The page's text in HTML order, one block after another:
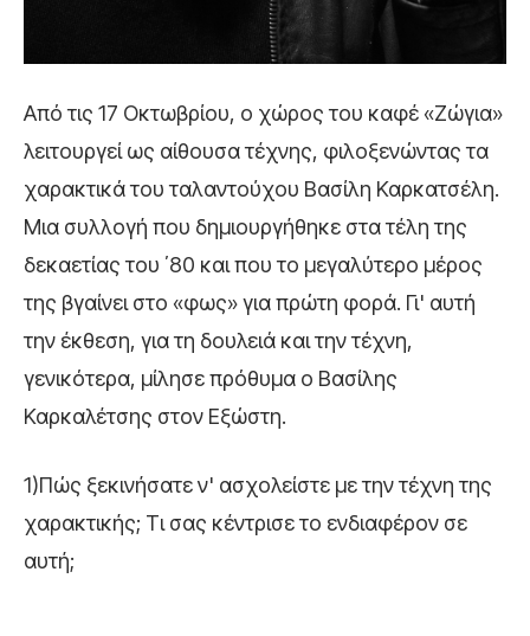
Από τις 17 Οκτωβρίου, ο χώρος του καφέ «Ζώγια»
λειτουργεί ως αίθουσα τέχνης, φιλοξενώντας τα
χαρακτικά του ταλαντούχου Βασίλη Καρκατσέλη.
Μια συλλογή που δημιουργήθηκε στα τέλη της
δεκαετίας του ΄80 και που το μεγαλύτερο μέρος
της βγαίνει στο «φως» για πρώτη φορά. Γι' αυτή
την έκθεση, για τη δουλειά και την τέχνη,
γενικότερα, μίλησε πρόθυμα ο Βασίλης
Καρκαλέτσης στον Εξώστη.
1)Πώς ξεκινήσατε ν' ασχολείστε με την τέχνη της
χαρακτικής; Τι σας κέντρισε το ενδιαφέρον σε
αυτή;